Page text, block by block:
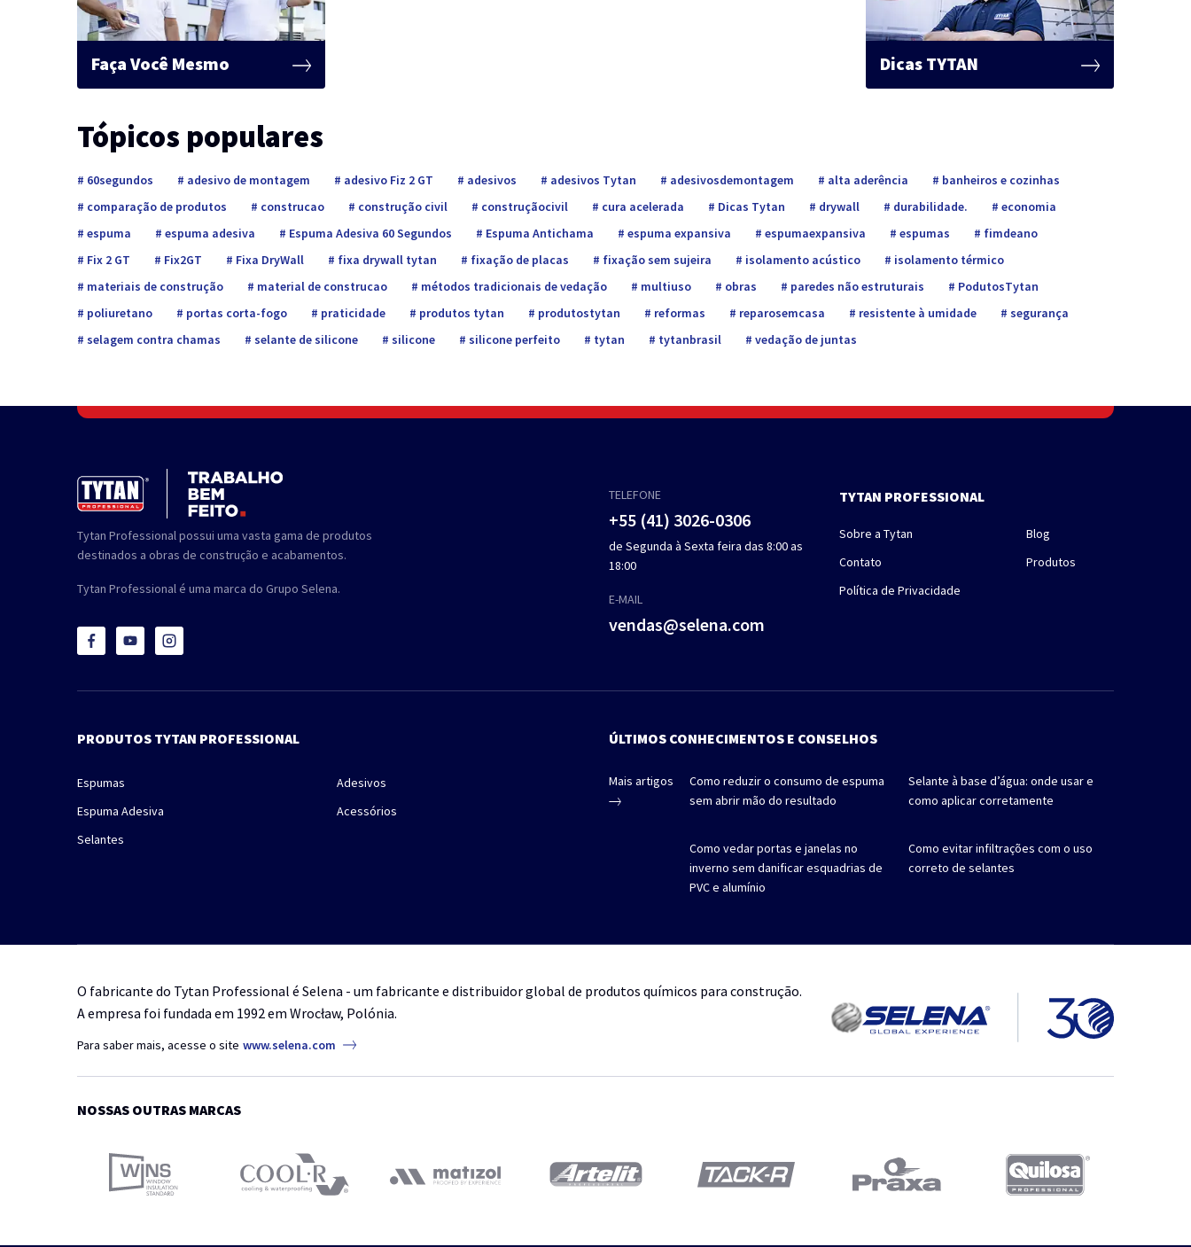
Faça Você Mesmo Dicas TYTAN
Tópicos populares
60segundos adesivo de montagem adesivo Fiz 2 GT adesivos adesivos Tytan adesivosdemontagem alta aderência
banheiros e cozinhas
comparação de produtos
construcao construção civil construçãocivil cura acelerada Dicas Tytan drywall durabilidade.
economia
espuma
espuma adesiva Espuma Adesiva 60 Segundos Espuma Antichama espuma expansiva espumaexpansiva espumas
fimdeano
Fix 2 GT
Fix2GT Fixa DryWall fixa drywall tytan fixação de placas fixação sem sujeira isolamento acústico
isolamento térmico
materiais de construção
material de construcao métodos tradicionais de vedação multiuso obras paredes não estruturais
PodutosTytan
poliuretano
portas corta-fogo praticidade produtos tytan produtostytan reformas reparosemcasa resistente à umidade
segurança
selagem contra chamas
selante de silicone silicone silicone perfeito tytan tytanbrasil vedação de juntas
Tytan Professional possui uma vasta gama de produtos
destinados a obras de construção e acabamentos.
Tytan Professional é uma marca do Grupo Selena.
TELEFONE
+55 (41) 3026-0306
de Segunda à Sexta feira das 8:00 as
18:00
E-MAIL
vendas@selena.com
TYTAN PROFESSIONAL
Sobre a Tytan
Contato
Política de Privacidade
Blog
Produtos
PRODUTOS TYTAN PROFESSIONAL
Espumas
Espuma Adesiva
Selantes
Adesivos
Acessórios
ÚLTIMOS CONHECIMENTOS E CONSELHOS
Mais artigos
Como reduzir o consumo de espuma
sem abrir mão do resultado
Como vedar portas e janelas no
inverno sem danificar esquadrias de
PVC e alumínio
Selante à base d’água: onde usar e
como aplicar corretamente
Como evitar infiltrações com o uso
correto de selantes
O fabricante do Tytan Professional é Selena - um fabricante e distribuidor global de produtos químicos para construção.
A empresa foi fundada em 1992 em Wrocław, Polónia.
Para saber mais, acesse o site www.selena.com
NOSSAS OUTRAS MARCAS